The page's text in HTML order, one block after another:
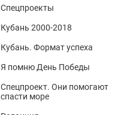
Спецпроекты
Кубань 2000-2018
Кубань. Формат успеха
Я помню День Победы
Спецпроект. Они помогают
спасти море